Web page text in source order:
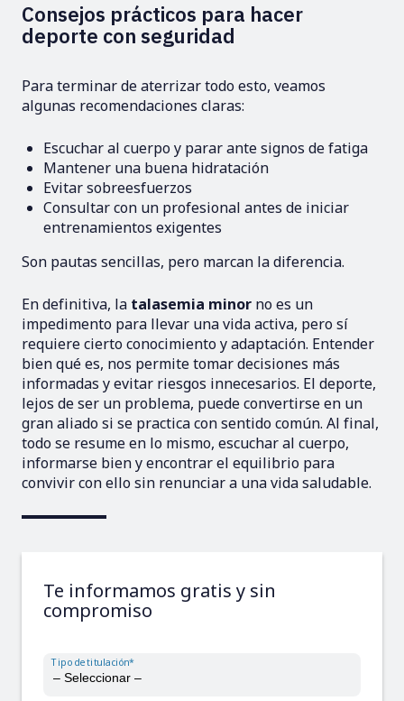
Consejos prácticos para hacer
deporte con seguridad
Para terminar de aterrizar todo esto, veamos
algunas recomendaciones claras:
Escuchar al cuerpo y parar ante signos de fatiga
Mantener una buena hidratación
Evitar sobreesfuerzos
Consultar con un profesional antes de iniciar
entrenamientos exigentes
Son pautas sencillas, pero marcan la diferencia.
En definitiva, la talasemia minor no es un
impedimento para llevar una vida activa, pero sí
requiere cierto conocimiento y adaptación. Entender
bien qué es, nos permite tomar decisiones más
informadas y evitar riesgos innecesarios. El deporte,
lejos de ser un problema, puede convertirse en un
gran aliado si se practica con sentido común. Al final,
todo se resume en lo mismo, escuchar al cuerpo,
informarse bien y encontrar el equilibrio para
convivir con ello sin renunciar a una vida saludable.
Te informamos gratis y sin
compromiso
Tipo de titulación*